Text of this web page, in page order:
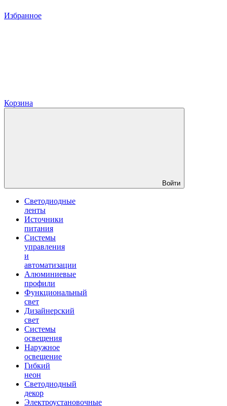
Избранное
Корзина
Войти
Светодиодные
ленты
Источники
питания
Системы
управления
и
автоматизации
Алюминиевые
профили
Функциональный
свет
Дизайнерский
свет
Системы
освещения
Наружное
освещение
Гибкий
неон
Светодиодный
декор
Электроустановочные